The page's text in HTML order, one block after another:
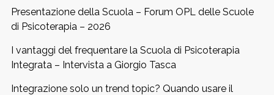
Presentazione della Scuola – Forum OPL delle Scuole
di Psicoterapia – 2026
I vantaggi del frequentare la Scuola di Psicoterapia
Integrata – Intervista a Giorgio Tasca
Integrazione solo un trend topic? Quando usare il